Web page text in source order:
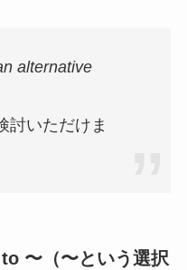
alternative
討いただけま
〜（〜という選択